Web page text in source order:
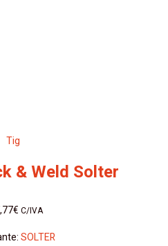
Tig
& Weld Solter
€ C/IVA
SOLTER